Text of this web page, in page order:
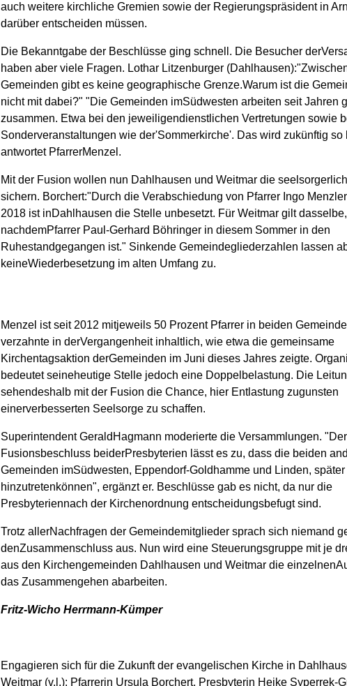
auch weitere kirchliche Gremien sowie der Regierungspräsident in
darüber entscheiden müssen.
Die Bekanntgabe der Beschlüsse ging schnell. Die Besucher
haben aber viele Fragen. Lothar Litzenburger
Gemeinden gibt es keine geographische Grenze.Warum ist die
nicht mit dabei?" "Die Gemeinden imSüdwesten arbeiten seit Jahren
zusammen. Etwa bei den jeweiligendienstlichen Vertretungen sowie
Sonderveranstaltungen wie der'Sommerkirche'. Das wird zukünftig so
antwortet PfarrerMenzel.
Mit der Fusion wollen nun Dahlhausen und Weitmar die
sichern. Borchert:"Durch die Verabschiedung von Pfarrer Ingo Menzler
2018 ist inDahlhausen die Stelle unbesetzt. Für Weitmar gilt dasselbe,
nachdemPfarrer Paul-Gerhard Böhringer in diesem Sommer in den
Ruhestandgegangen ist." Sinkende Gemeindegliederzahlen lassen
keineWiederbesetzung im alten Umfang zu.
Menzel ist seit 2012 mitjeweils 50 Prozent Pfarrer in beiden
verzahnte in derVergangenheit inhaltlich, wie etwa die gemeinsame
Kirchentagsaktion derGemeinden im Juni dieses Jahres zeigte.
bedeutet seineheutige Stelle jedoch eine Doppelbelastung. Die
sehendeshalb mit der Fusion die Chance, hier Entlastung zugunsten
einerverbesserten Seelsorge zu schaffen.
Superintendent GeraldHagmann moderierte die Versammlungen. "Der
Fusionsbeschluss beiderPresbyterien lässt es zu, dass die beiden
Gemeinden imSüdwesten, Eppendorf-Goldhamme und Linden, später
hinzutretenkönnen", ergänzt er. Beschlüsse gab es nicht, da nur die
Presbyteriennach der Kirchenordnung entscheidungsbefugt sind.
Trotz allerNachfragen der Gemeindemitglieder sprach sich niemand
denZusammenschluss aus. Nun wird eine Steuerungsgruppe mit je
aus den Kirchengemeinden Dahlhausen und Weitmar die
das Zusammengehen abarbeiten.
Fritz-Wicho Herrmann-Kümper
Engagieren sich für die Zukunft der evangelischen Kirche in
Weitmar (v.l.): Pfarrerin Ursula Borchert, Presbyterin Heike Syperrek-